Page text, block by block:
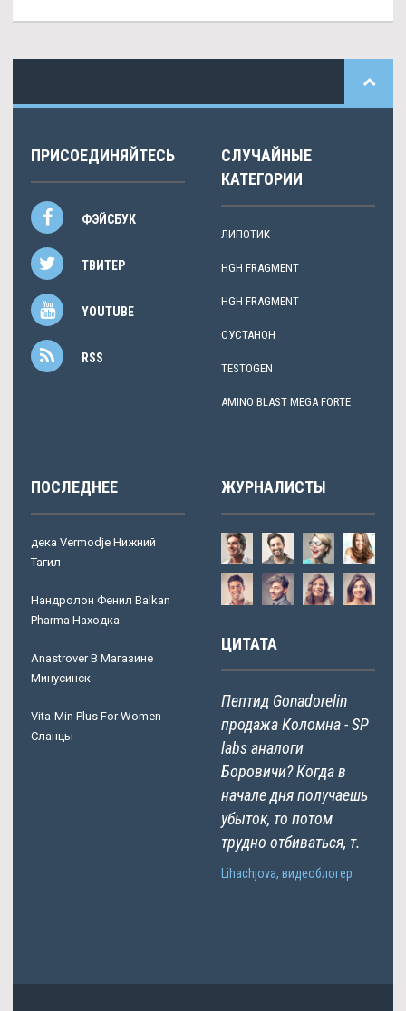
ПРИСОЕДИНЯЙТЕСЬ
ФЭЙСБУК
ТВИТЕР
YOUTUBE
RSS
СЛУЧАЙНЫЕ
КАТЕГОРИИ
ЛИПОТИК
HGH FRAGMENT
HGH FRAGMENT
СУСТАНОН
TESTOGEN
AMINO BLAST MEGA FORTE
ПОСЛЕДНЕЕ
дека Vermodje Нижний
Тагил
Нандролон Фенил Balkan
Pharma Находка
Anastrover В Магазине
Минусинск
Vita-Min Plus For Women
Сланцы
ЖУРНАЛИСТЫ
ЦИТАТА
Пептид Gonadorelin
продажа Коломна - SP
labs аналоги
Боровичи? Когда в
начале дня получаешь
убыток, то потом
трудно отбиваться, т.
Lihachjova, видеоблогер